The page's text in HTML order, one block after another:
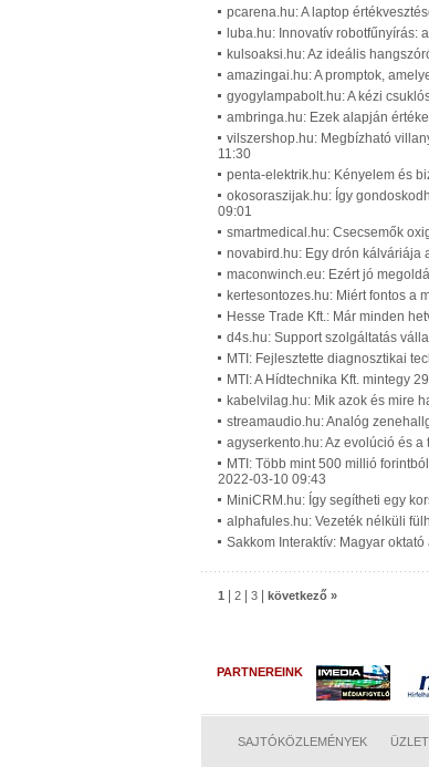
pcarena.hu: A laptop
luba.hu: Innovatív robotfűnyírás:
kulsoaksi.hu: Az ideális
amazingai.hu: A promptok,
gyogylampabolt.hu: A kézi
ambringa.hu: Ezek alapján
vilszershop.hu: Megbízható
11:30
penta-elektrik.hu: Kényelem és
okosoraszijak.hu: Így
09:01
smartmedical.hu: Csecsemők
novabird.hu: Egy drón kálváriája
maconwinch.eu: Ezért jó
kertesontozes.hu: Miért fontos a
Hesse Trade Kft.: Már minden
d4s.hu: Support szolgáltatás
MTI: Fejlesztette diagnosztikai
MTI: A Hídtechnika Kft. mintegy
kabelvilag.hu: Mik azok és mire
streamaudio.hu: Analóg
agyserkento.hu: Az evolúció és
MTI: Több mint 500 millió
2022-03-10 09:43
MiniCRM.hu: Így segítheti egy
alphafules.hu: Vezeték nélküli
Sakkom Interaktív: Magyar
1 2 3 következő »
PARTNEREINK
SAJTÓKÖZLEMÉNYEK